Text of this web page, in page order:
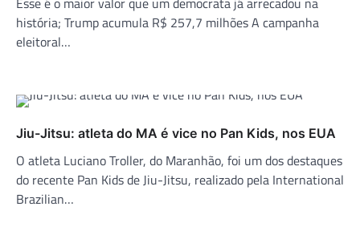
história; Trump acumula R$ 257,7 milhões A campanha
eleitoral…
Jiu-Jitsu: atleta do MA é vice no Pan Kids, nos EUA
O atleta Luciano Troller, do Maranhão, foi um dos destaques
do recente Pan Kids de Jiu-Jitsu, realizado pela International
Brazilian…